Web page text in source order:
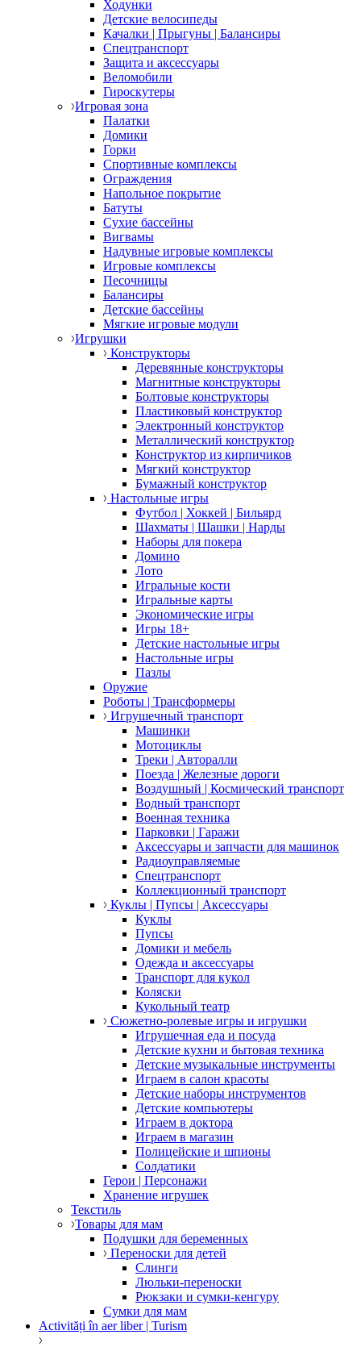
Ходунки
Детские велосипеды
Качалки | Прыгуны | Балансиры
Спецтранспорт
Защита и аксессуары
Веломобили
Гироскутеры
Игровая зона
Палатки
Домики
Горки
Спортивные комплексы
Ограждения
Напольное покрытие
Батуты
Сухие бассейны
Вигвамы
Надувные игровые комплексы
Игровые комплексы
Песочницы
Балансиры
Детские бассейны
Мягкие игровые модули
Игрушки
Конструкторы
Деревянные конструкторы
Магнитные конструкторы
Болтовые конструкторы
Пластиковый конструктор
Электронный конструктор
Металлический конструктор
Конструктор из кирпичиков
Мягкий конструктор
Бумажный конструктор
Настольные игры
Футбол | Хоккей | Бильярд
Шахматы | Шашки | Нарды
Наборы для покера
Домино
Лото
Игральные кости
Игральные карты
Экономические игры
Игры 18+
Детские настольные игры
Настольные игры
Пазлы
Оружие
Роботы | Трансформеры
Игрушечный транспорт
Машинки
Мотоциклы
Треки | Авторалли
Поезда | Железные дороги
Воздушный | Космический транспорт
Водный транспорт
Военная техника
Парковки | Гаражи
Аксессуары и запчасти для машинок
Радиоуправляемые
Спецтранспорт
Коллекционный транспорт
Куклы | Пупсы | Аксессуары
Куклы
Пупсы
Домики и мебель
Одежда и аксессуары
Транспорт для кукол
Коляски
Кукольный театр
Сюжетно-ролевые игры и игрушки
Игрушечная еда и посуда
Детские кухни и бытовая техника
Детские музыкальные инструменты
Играем в салон красоты
Детские наборы инструментов
Детские компьютеры
Играем в доктора
Играем в магазин
Полицейские и шпионы
Солдатики
Герои | Персонажи
Хранение игрушек
Текстиль
Товары для мам
Подушки для беременных
Переноски для детей
Слинги
Люльки-переноски
Рюкзаки и сумки-кенгуру
Сумки для мам
Activități în aer liber | Turism